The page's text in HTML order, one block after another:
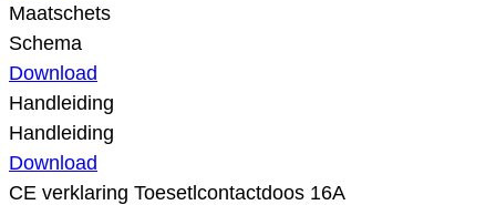
Maatschets
Schema
Download
Handleiding
Handleiding
Download
CE verklaring Toesetlcontactdoos 16A